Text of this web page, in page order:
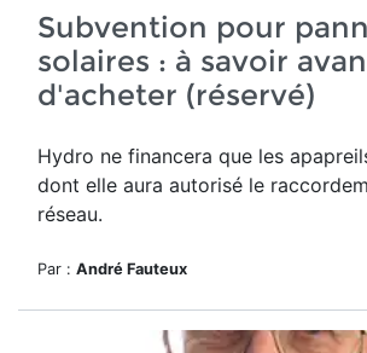
Subvention pour
solaires : à savoir
d'acheter (réservé)
Hydro ne financera que les
dont elle aura autorisé le
réseau.
Par : André Fauteux